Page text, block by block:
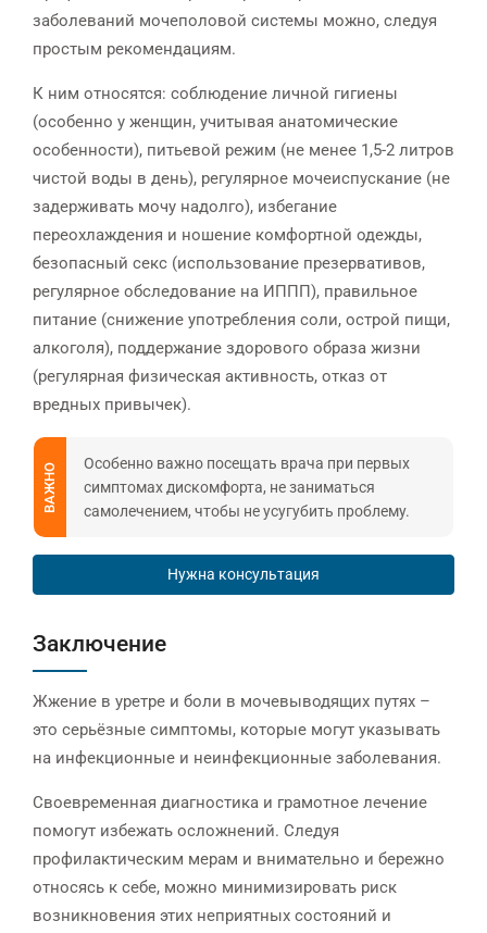
заболеваний мочеполовой системы можно, следуя
простым рекомендациям.
К ним относятся: соблюдение личной гигиены
(особенно у женщин, учитывая анатомические
особенности), питьевой режим (не менее 1,5-2 литров
чистой воды в день), регулярное мочеиспускание (не
задерживать мочу надолго), избегание
переохлаждения и ношение комфортной одежды,
безопасный секс (использование презервативов,
регулярное обследование на ИППП), правильное
питание (снижение употребления соли, острой пищи,
алкоголя), поддержание здорового образа жизни
(регулярная физическая активность, отказ от
вредных привычек).
ВАЖНО
Особенно важно посещать врача при первых
симптомах дискомфорта, не заниматься
самолечением, чтобы не усугубить проблему.
Нужна консультация
Заключение
Жжение в уретре и боли в мочевыводящих путях –
это серьёзные симптомы, которые могут указывать
на инфекционные и неинфекционные заболевания.
Своевременная диагностика и грамотное лечение
помогут избежать осложнений. Следуя
профилактическим мерам и внимательно и бережно
относясь к себе, можно минимизировать риск
возникновения этих неприятных состояний и